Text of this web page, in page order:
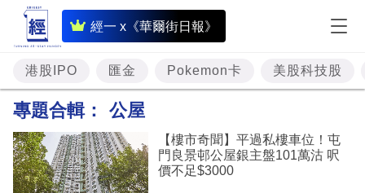
經一 x《華爾街日報》
即
時
財
經
題
投
港股IPO 匯金 Pokemon卡 美股科技股
專題合輯： 公屋
【樓市奇聞】平過私樓車位！屯
門良景邨公屋銀主盤101萬沽 呎
價不足$3000